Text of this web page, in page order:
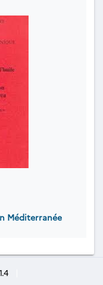
Méditerranée